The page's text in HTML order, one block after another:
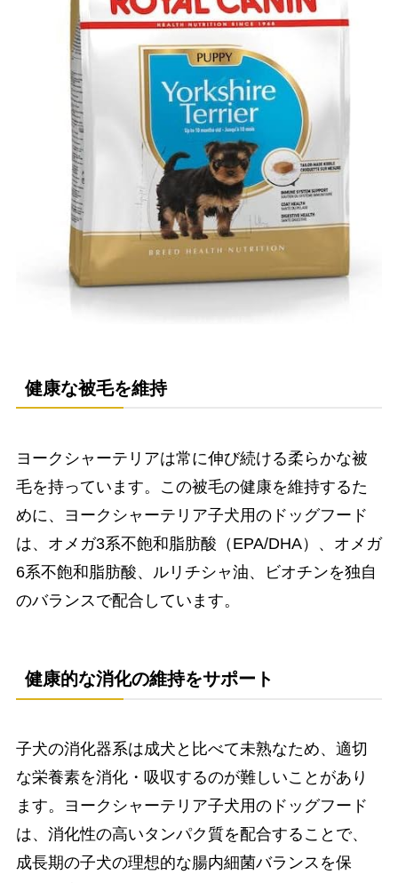
健康な被毛を維持
ヨークシャーテリアは常に伸び続ける柔らかな被
毛を持っています。この被毛の健康を維持するた
めに、ヨークシャーテリア子犬用のドッグフード
は、オメガ3系不飽和脂肪酸（EPA/DHA）、オメガ
6系不飽和脂肪酸、ルリチシャ油、ビオチンを独自
のバランスで配合しています。
健康的な消化の維持をサポート
子犬の消化器系は成犬と比べて未熟なため、適切
な栄養素を消化・吸収するのが難しいことがあり
ます。ヨークシャーテリア子犬用のドッグフード
は、消化性の高いタンパク質を配合することで、
成長期の子犬の理想的な腸内細菌バランスを保